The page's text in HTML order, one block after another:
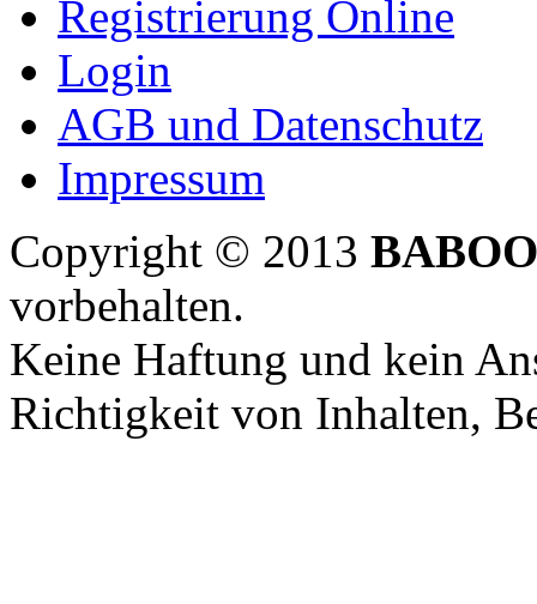
Registrierung Online
Login
AGB und Datenschutz
Impressum
Copyright © 2013
vorbehalten.
Keine Haftung und kein
Richtigkeit von Inhalten,